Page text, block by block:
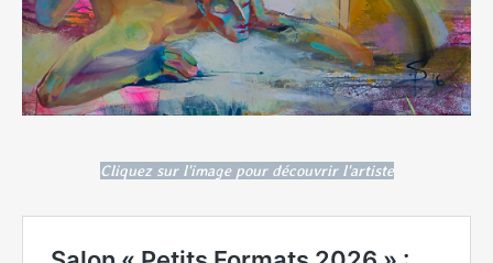
Cliquez sur l'image pour découvrir l'artiste